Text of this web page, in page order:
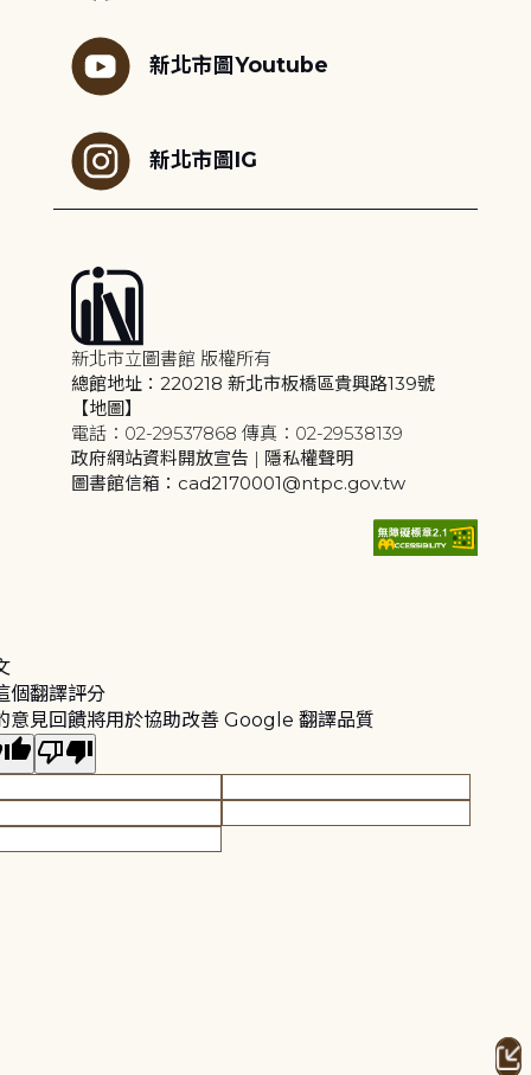
新北市圖Youtube
新北市圖IG
新北市立圖書館 版權所有
總館地址：220218 新北市板橋區貴興路139號
【地圖】
電話：02-29537868 傳真：02-29538139
政府網站資料開放宣告 | 隱私權聲明
圖書館信箱：cad2170001@ntpc.gov.tw
個翻譯評分
意見回饋將用於協助改善 Google 翻譯品質